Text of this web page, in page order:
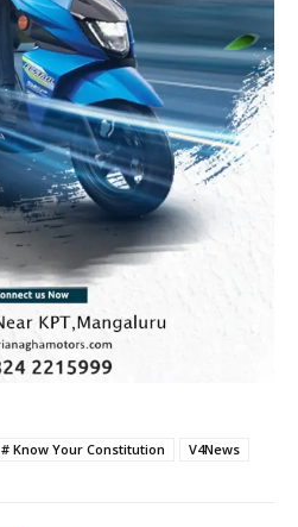
# Know Your Constitution V4News